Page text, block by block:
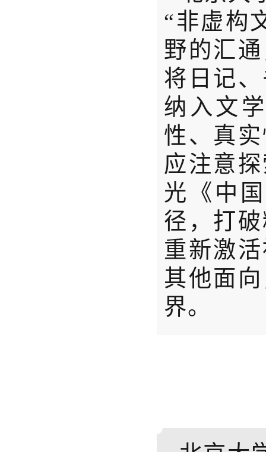
“非虚构
野的汇
将日记
纳入文
性、真
应注意
光
《中
径，打
重新激
其他面
界。